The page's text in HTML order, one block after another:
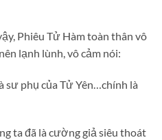
Phiêu Tử Hàm toàn thân vô
lạnh lùnh, vô cảm nói:
sư phụ của Tử Yên…chính là
ta đã là cường giả siêu thoát